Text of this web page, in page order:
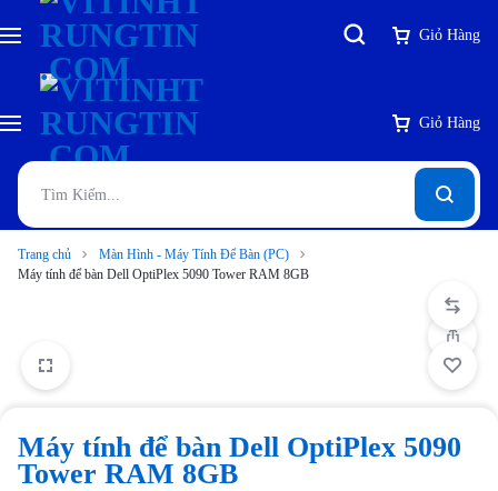
Giỏ Hàng
Giỏ Hàng
Trang chủ
Màn Hình - Máy Tính Để Bàn (PC)
Máy tính để bàn Dell OptiPlex 5090 Tower RAM 8GB
Máy tính để bàn Dell OptiPlex 5090
Tower RAM 8GB